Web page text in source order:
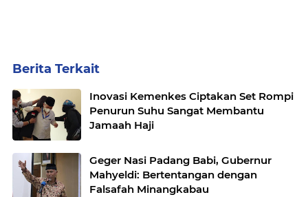
Berita Terkait
Inovasi Kemenkes Ciptakan Set Rompi
Penurun Suhu Sangat Membantu
Jamaah Haji
Geger Nasi Padang Babi, Gubernur
Mahyeldi: Bertentangan dengan
Falsafah Minangkabau